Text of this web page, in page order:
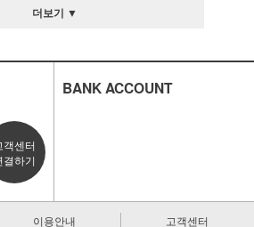
더보기 ▼
객센터
결하기
BANK ACCOUNT
이용안내 고객센터